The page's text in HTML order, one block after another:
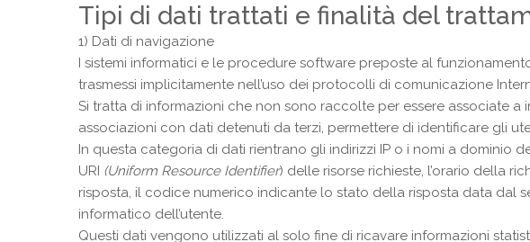
Tipi di dati trattati e finalità del
1) Dati di navigazione
I sistemi informatici e le procedure software preposte al
trasmessi implicitamente nell’uso dei protocolli di comunicazione
Si tratta di informazioni che non sono raccolte per essere associate
associazioni con dati detenuti da terzi, permettere di identificare gli
In questa categoria di dati rientrano gli indirizzi IP o i nomi a dominio
URI (Uniform Resource Identifier) delle risorse richieste, l’orario della
risposta, il codice numerico indicante lo stato della risposta data dal
informatico dell’utente.
Questi dati vengono utilizzati al solo fine di ricavare informazioni